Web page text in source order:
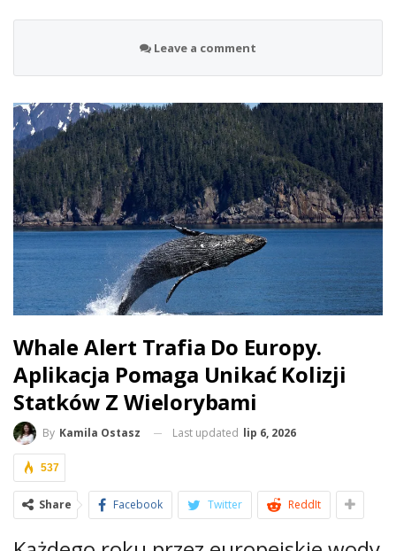
Leave a comment
Whale Alert Trafia Do Europy.
Aplikacja Pomaga Unikać Kolizji
Statków Z Wielorybami
By Kamila Ostasz Last updated lip 6, 2026
537
Share Facebook Twitter ReddIt